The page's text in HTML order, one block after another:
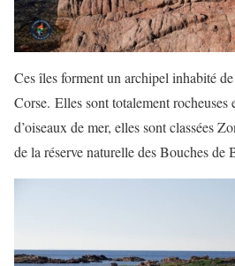
Ces îles forment un archipel inhabité
Corse. Elles sont totalement rocheuses
d’oiseaux de mer, elles sont classées
de la réserve naturelle des Bouches de